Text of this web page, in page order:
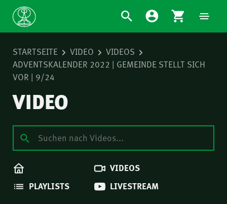
STARTSEITE VIDEO
VIDEOS
ADVENTSKALENDER 2022 | GEMEINDE STELLT SICH
VOR | 9/24
VIDEO
VIDEOS
PLAYLISTS
LIVESTREAM